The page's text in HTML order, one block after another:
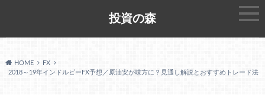
投資の森
HOME
FX
2018～19年インドルピーFX予想／原油安が味方に？見通し解説とおすすめトレード法